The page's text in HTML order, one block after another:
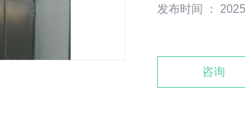
发布时间 ：
咨询